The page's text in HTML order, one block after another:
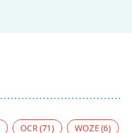
OCR(71) WOZE(6)